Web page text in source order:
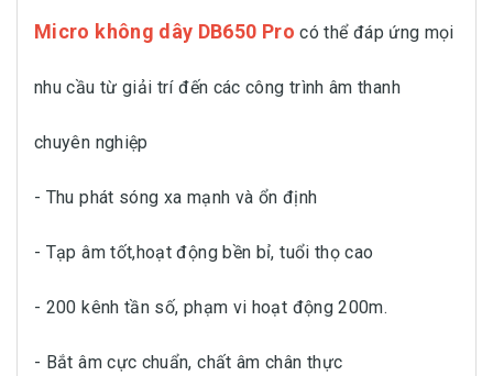
Micro không dây DB650 Pro có thể đáp ứng mọi
nhu cầu từ giải trí đến các công trình âm thanh
chuyên nghiệp
- Thu phát sóng xa mạnh và ổn định
- Tạp âm tốt,hoạt động bền bỉ, tuổi thọ cao
- 200 kênh tần số, phạm vi hoạt động 200m.
- Bắt âm cực chuẩn, chất âm chân thực